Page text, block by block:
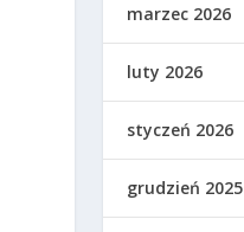
marzec 2026
luty 2026
styczeń 2026
grudzień 2025